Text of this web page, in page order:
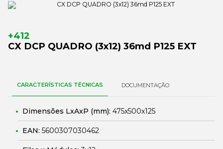
+412
CX DCP QUADRO (3x12) 36md P125 EXT
CARACTERÍSTICAS TÉCNICAS DOCUMENTAÇÃO
Dimensões LxAxP (mm): 475x500x125
EAN: 5600307030462